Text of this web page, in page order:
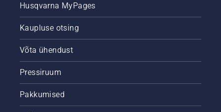
Husqvarna MyPages
Kaupluse otsing
Võta ühendust
Pressiruum
Pakkumised